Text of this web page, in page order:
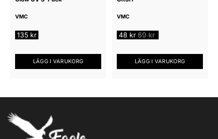
väljas
VMC
135 kr
LÄGG I VARUKORG
VMC
48 kr 69kr
LÄGG I VARUKORG